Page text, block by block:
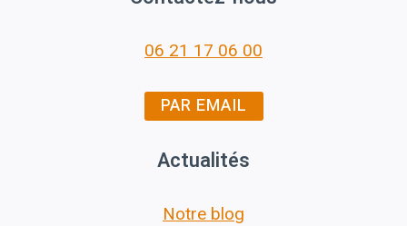
06 21 17 06 00
PAR EMAIL
Actualités
Notre blog